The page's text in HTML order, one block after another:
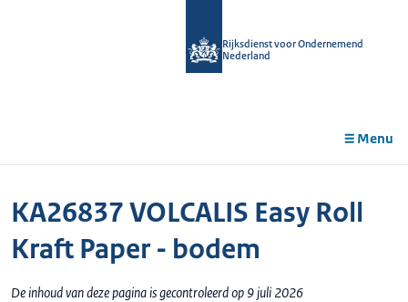
Rijksdienst voor Ondernemend
Nederland
Menu
KA26837 VOLCALIS Easy Roll
Kraft Paper - bodem
De inhoud van deze pagina is gecontroleerd op 9 juli 2026